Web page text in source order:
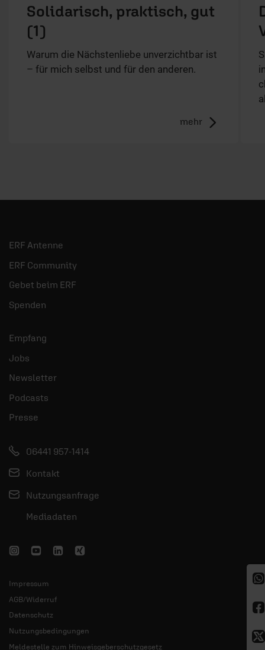
Solidarisch, praktisch, gut
(1)
Warum die Nächstenliebe unverzichtbar ist
– für mich selbst und für den anderen.
mehr
ERF Antenne
ERF Community
Gebet beim ERF
Spenden
Empfang
Jobs
Newsletter
Podcasts
Presse
06441 957-1414
Kontakt
Nutzungsanfrage
Mediadaten
Impressum
AGB/Widerruf
Datenschutz
Nutzungsbedingungen
Meldestelle zum Hinweisgeberschutzgesetz